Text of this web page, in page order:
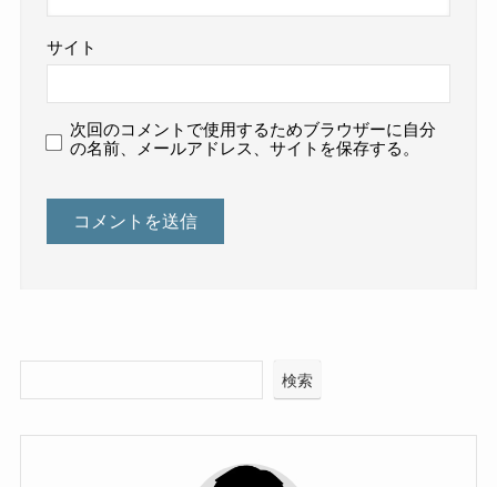
サイト
次回のコメントで使用するためブラウザーに自分
の名前、メールアドレス、サイトを保存する。
検索